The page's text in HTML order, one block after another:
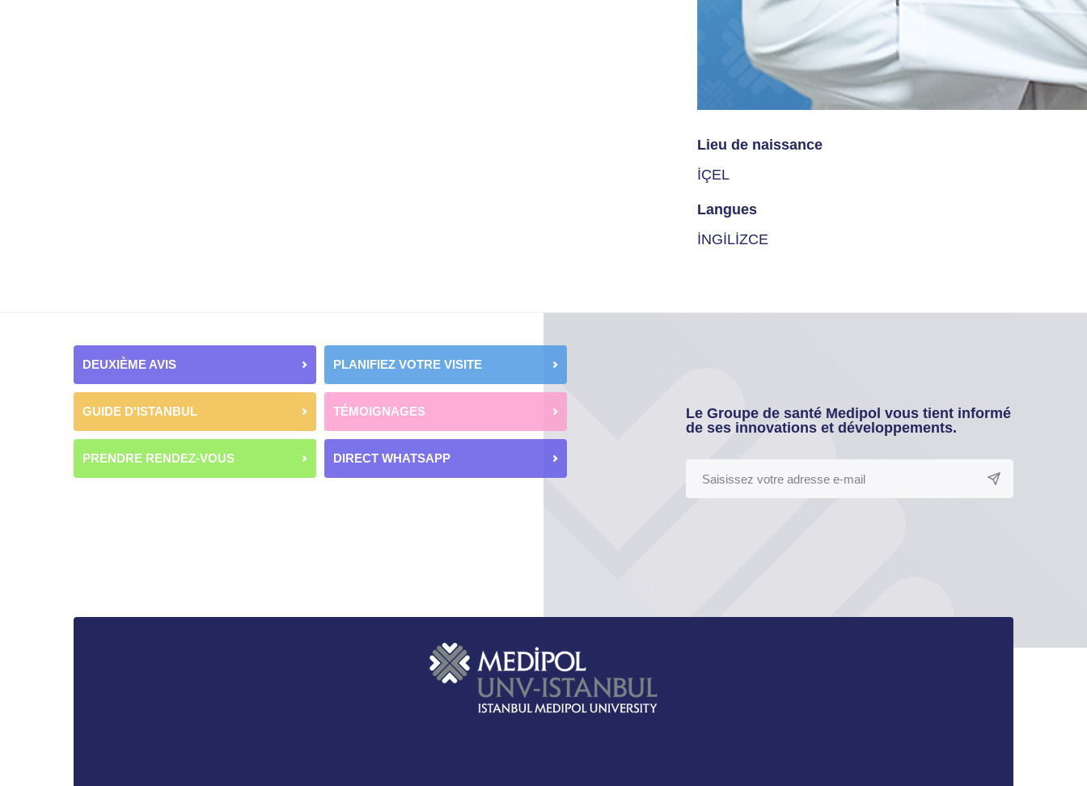
Lieu de naissance
İÇEL
Langues
İNGİLİZCE
DEUXIÈME AVIS PLANIFIEZ VOTRE VISITE
GUIDE D'ISTANBUL TÉMOIGNAGES
PRENDRE RENDEZ-VOUS DIRECT WHATSAPP
Le Groupe de santé Medipol vous tient informé
de ses innovations et développements.